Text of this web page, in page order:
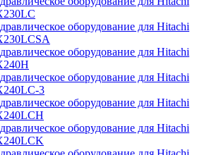
оборудование для Hitachi
оборудование для Hitachi
оборудование для Hitachi
3
оборудование для Hitachi
оборудование для Hitachi